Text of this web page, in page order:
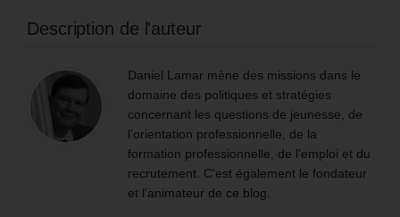
Description de l'auteur
Daniel Lamar mène des missions dans le
domaine des politiques et stratégies
concernant les questions de jeunesse, de
l’orientation professionnelle, de la
formation professionnelle, de l’emploi et du
recrutement. C'est également le fondateur
et l'animateur de ce blog.